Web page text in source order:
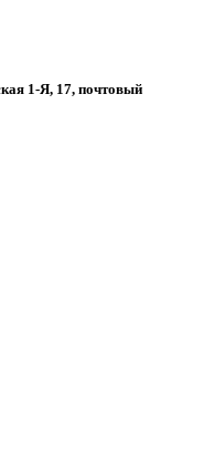
1-Я, 17, почтовый